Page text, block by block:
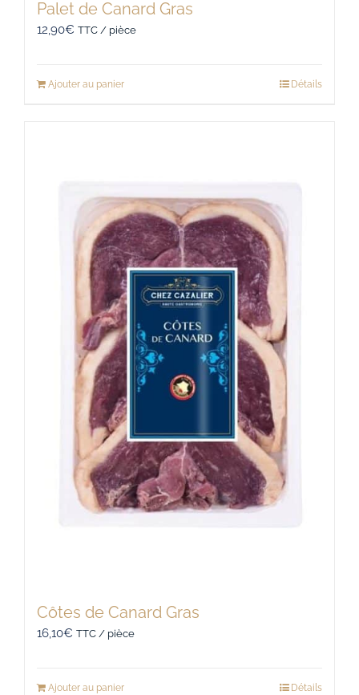
Palet de Canard Gras
12,90€ TTC / pièce
Ajouter au panier Détails
Côtes de Canard Gras
16,10€ TTC / pièce
Ajouter au panier Détails